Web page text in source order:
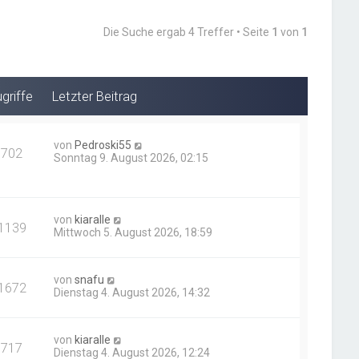
Die Suche ergab 4 Treffer • Seite 1 von 1
Letzter Beitrag
702 von Pedroski55
Sonntag 9. August 2026, 02:15
von kiaralle
Mittwoch 5. August 2026, 18:59
vonsnafu
Dienstag 4. August 2026, 14:32
717 von kiaralle
Dienstag 4. August 2026, 12:24